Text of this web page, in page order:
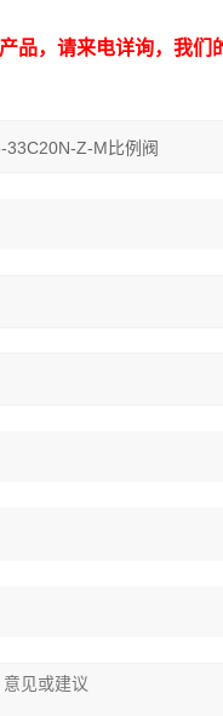
品，请来电详询，我